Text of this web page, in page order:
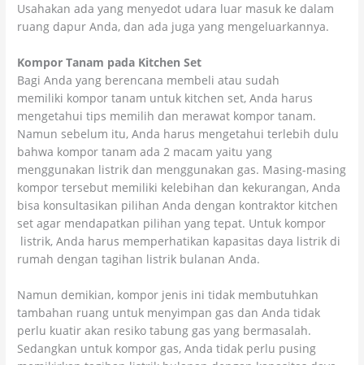
Usahakan ada yang menyedot udara luar masuk ke dalam
ruang dapur Anda, dan ada juga yang mengeluarkannya.
Kompor Tanam pada Kitchen Set
Bagi Anda yang berencana membeli atau sudah
memiliki kompor tanam untuk kitchen set, Anda harus
mengetahui tips memilih dan merawat kompor tanam.
Namun sebelum itu, Anda harus mengetahui terlebih dulu
bahwa kompor tanam ada 2 macam yaitu yang
menggunakan listrik dan menggunakan gas. Masing-masing
kompor tersebut memiliki kelebihan dan kekurangan, Anda
bisa konsultasikan pilihan Anda dengan kontraktor kitchen
set agar mendapatkan pilihan yang tepat. Untuk kompor
listrik, Anda harus memperhatikan kapasitas daya listrik di
rumah dengan tagihan listrik bulanan Anda.
Namun demikian, kompor jenis ini tidak membutuhkan
tambahan ruang untuk menyimpan gas dan Anda tidak
perlu kuatir akan resiko tabung gas yang bermasalah.
Sedangkan untuk kompor gas, Anda tidak perlu pusing